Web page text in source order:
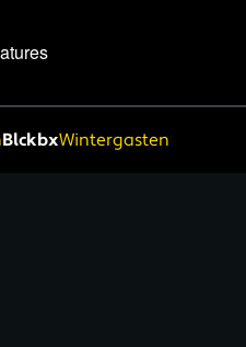
BlckbxWintergasten